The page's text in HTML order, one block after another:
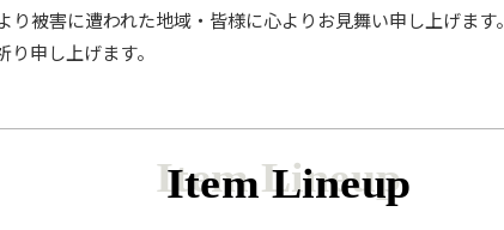
被害に遭われた地域・皆様に心よりお見舞い申し上げます。
申し上げます。
Item Lineup